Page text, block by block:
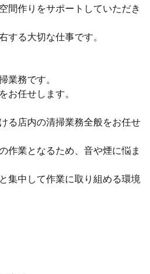
間作りをサポートしていただき
する大切な仕事です。
業務です。
お任せします。
る店内の清掃業務全般をお任せ
作業となるため、音や煙に悩ま
集中して作業に取り組める環境